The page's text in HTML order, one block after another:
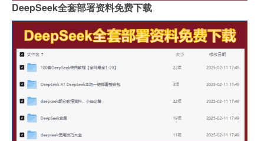
DeepSeek全套部署资料免费下载